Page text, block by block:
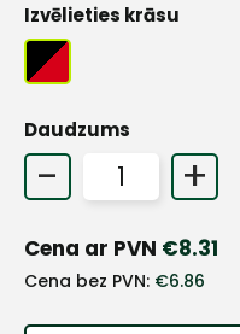
Izvēlieties krāsu
Daudzums
- +
Cena ar PVN €8.31
Cena bez PVN: €6.86
+